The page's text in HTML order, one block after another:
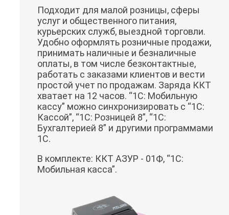
Подходит для малой розницы, сферы
услуг и общественного питания,
курьерских служб, выездной торговли.
Удобно оформлять розничные продажи,
принимать наличные и безналичные
оплаты, в том числе безконтактные,
работать с заказами клиентов и вести
простой учет по продажам. Заряда ККТ
хватает на 12 часов. “1C: Мобильную
кассу” можно синхронизировать с “1C:
Кассой”, “1С: Розницей 8”, “1C:
Бухгалтерией 8” и другими программами
1С.
В комплекте: ККТ АЗУР - 01Ф, “1С:
Мобильная касса”.